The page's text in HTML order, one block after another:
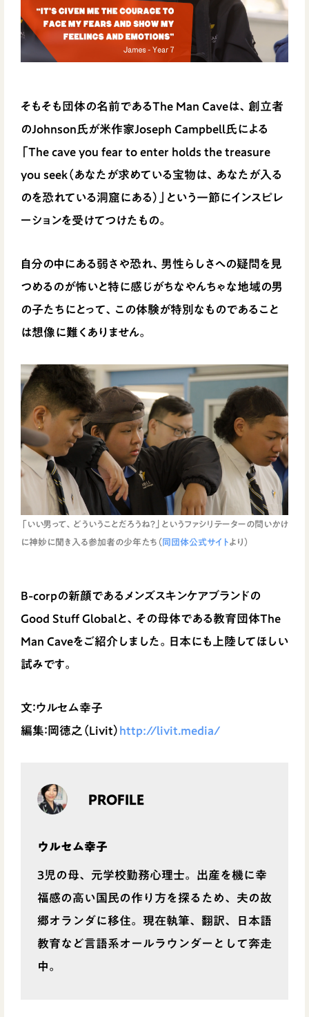
そもそも団体の名前であるThe Man Caveは、創立者
のJohnson氏が米作家Joseph Campbell氏による
「The cave you fear to enter holds the treasure
you seek（あなたが求めている宝物は、あなたが入る
のを恐れている洞窟にある）」という一節にインスピレ
ーションを受けてつけたもの。
自分の中にある弱さや恐れ、男性らしさへの疑問を見
つめるのが怖いと特に感じがちなやんちゃな地域の男
の子たちにとって、この体験が特別なものであること
は想像に難くありません。
「いい男って、どういうことだろうね？」というファシリテーターの問いかけ
に神妙に聞き入る参加者の少年たち（ 同団体公式サイトより）
B-corpの新顔であるメンズスキンケアブランドの
Good Stuff Globalと、その母体である教育団体The
Man Caveをご紹介しました。日本にも上陸してほしい
試みです。
文：ウルセム幸子
編集：岡徳之（Livit） http://livit.media/
PROFILE
ウルセム幸子
3児の母、元学校勤務心理士。出産を機に幸
福感の高い国民の作り方を探るため、夫の故
郷オランダに移住。現在執筆、翻訳、日本語
教育など言語系オールラウンダーとして奔走
中。